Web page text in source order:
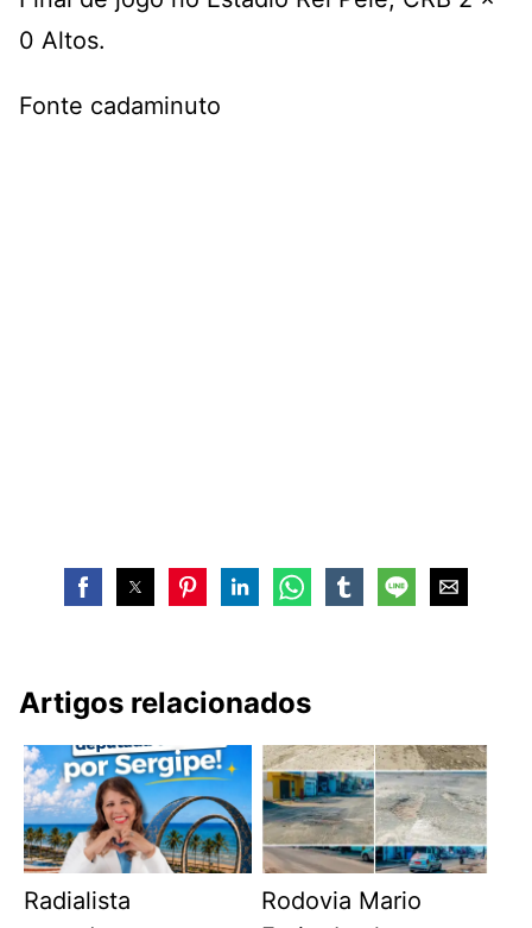
0 Altos.
Fonte cadaminuto
Artigos relacionados
Radialista
Rodovia Mario